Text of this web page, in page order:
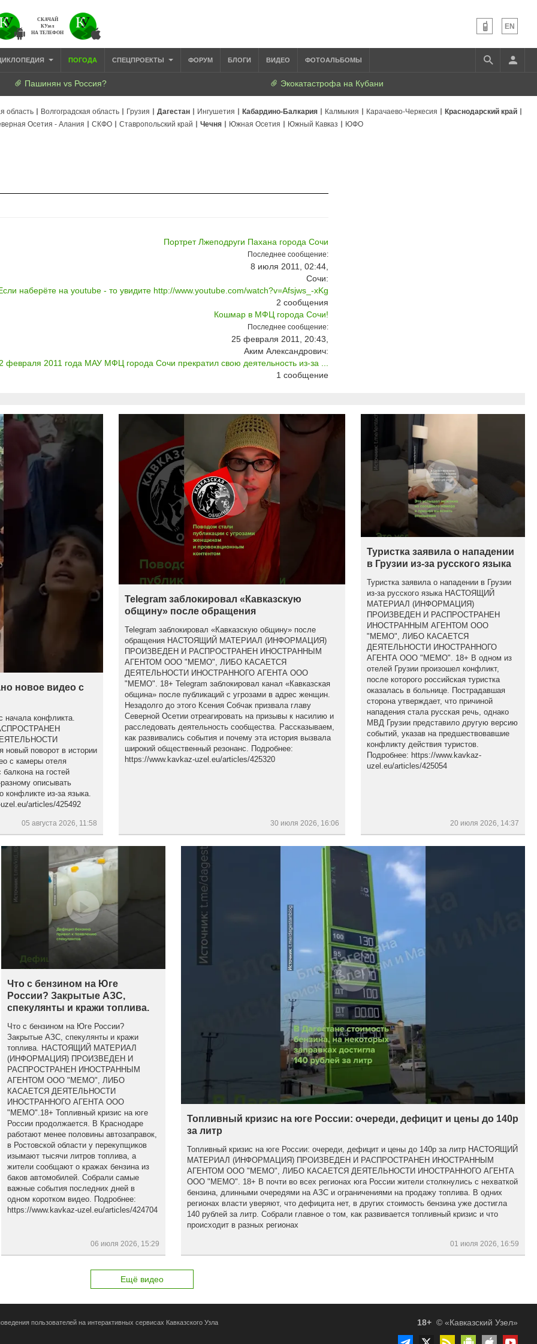
СКАЧАЙ
КУзел
НА ТЕЛЕФОН
EN
ПОГОДА СПЕЦПРОЕКТЫ ФОРУМ БЛОГИ ВИДЕО ФОТОАЛЬБОМЫ
Пашинян vs Россия? Экокатастрофа на Кубани
область Волгоградская область Грузия Дагестан Ингушетия Кабардино-Балкария Калмыкия Карачаево-Черкесия
Краснодарский край
Осетия - Алания
СКФО Ставропольский край Чечня Южная Осетия Южный Кавказ ЮФО
Портрет Лжеподруги Пахана города Сочи
Последнее сообщение:
8 июля 2011, 02:44,
Сочи:
наберёте на youtube - то увидите http://www.youtube.com/watch?v=Afsjws_-xKg
2сообщения
Кошмар в МФЦ города Сочи!
Последнее сообщение:
25 февраля 2011, 20:43,
Аким Александрович:
февраля 2011 года МАУ МФЦ города Сочи прекратил свою деятельность из-за ...
1сообщение
новое видео с
начала конфликта.
поворот в истории
с камеры отеля
на гостей
описывать
из-за языка.
articles/425492
05 августа 2026, 11:58
Telegram заблокировал «Кавказскую
общину» после обращения
Telegram заблокировал «Кавказскую общину» после
обращения НАСТОЯЩИЙ МАТЕРИАЛ (ИНФОРМАЦИЯ)
ПРОИЗВЕДЕН И РАСПРОСТРАНЕН ИНОСТРАННЫМ
АГЕНТОМ ООО "МЕМО", ЛИБО КАСАЕТСЯ
ДЕЯТЕЛЬНОСТИ ИНОСТРАННОГО АГЕНТА ООО
"МЕМО". 18+ Telegram заблокировал канал «Кавказская
община» после публикаций с угрозами в адрес женщин.
Незадолго до этого Ксения Собчак призвала главу
Северной Осетии отреагировать на призывы к насилию и
расследовать деятельность сообщества. Рассказываем,
как развивались события и почему эта история вызвала
широкий общественный резонанс. Подробнее:
https://www.kavkaz-uzel.eu/articles/425320
30 июля 2026, 16:06
Туристка заявила о нападении
в Грузии из-за русского языка
Туристка заявила о нападении в Грузии
из-за русского языка НАСТОЯЩИЙ
МАТЕРИАЛ (ИНФОРМАЦИЯ)
ПРОИЗВЕДЕН И РАСПРОСТРАНЕН
ИНОСТРАННЫМ АГЕНТОМ ООО
"МЕМО", ЛИБО КАСАЕТСЯ
ДЕЯТЕЛЬНОСТИ ИНОСТРАННОГО
АГЕНТА ООО "МЕМО". 18+ В одном из
отелей Грузии произошел конфликт,
после которого российская туристка
оказалась в больнице. Пострадавшая
сторона утверждает, что причиной
нападения стала русская речь, однако
МВД Грузии представило другую версию
событий, указав на предшествовавшие
конфликту действия туристов.
Подробнее: https://www.kavkaz-
uzel.eu/articles/425054
20 июля 2026, 14:37
Что с бензином на Юге
России? Закрытые АЗС,
спекулянты и кражи топлива.
Что с бензином на Юге России?
Закрытые АЗС, спекулянты и кражи
топлива. НАСТОЯЩИЙ МАТЕРИАЛ
(ИНФОРМАЦИЯ) ПРОИЗВЕДЕН И
РАСПРОСТРАНЕН ИНОСТРАННЫМ
АГЕНТОМ ООО "МЕМО", ЛИБО
КАСАЕТСЯ ДЕЯТЕЛЬНОСТИ
ИНОСТРАННОГО АГЕНТА ООО
"МЕМО".18+ Топливный кризис на юге
России продолжается. В Краснодаре
работают менее половины автозаправок,
в Ростовской области у перекупщиков
изымают тысячи литров топлива, а
жители сообщают о кражах бензина из
баков автомобилей. Собрали самые
важные события последних дней в
одном коротком видео. Подробнее:
https://www.kavkaz-uzel.eu/articles/424704
06 июля 2026, 15:29
Топливный кризис на юге России: очереди, дефицит и цены до 140р
за литр
Топливный кризис на юге России: очереди, дефицит и цены до 140р за литр НАСТОЯЩИЙ
МАТЕРИАЛ (ИНФОРМАЦИЯ) ПРОИЗВЕДЕН И РАСПРОСТРАНЕН ИНОСТРАННЫМ
АГЕНТОМ ООО "МЕМО", ЛИБО КАСАЕТСЯ ДЕЯТЕЛЬНОСТИ ИНОСТРАННОГО АГЕНТА
ООО "МЕМО". 18+ В почти во всех регионах юга России жители столкнулись с нехваткой
бензина, длинными очередями на АЗС и ограничениями на продажу топлива. В одних
регионах власти уверяют, что дефицита нет, в других стоимость бензина уже достигла
140 рублей за литр. Собрали главное о том, как развивается топливный кризис и что
происходит в разных регионах
01 июля 2026, 16:59
Ещё видео
пользователей на интерактивных сервисах Кавказского Узла 18+ © «Кавказский Узел»